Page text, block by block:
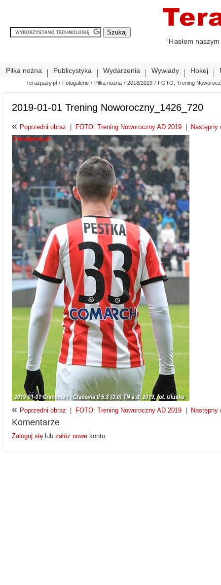
Piłka nożna Publicystyka Wydarzenia Wywiady Hokej
Terazpasy.pl / Fotogalerie / Piłka nożna / 2018/2019 / FOTO: Trening
2019-01-01 Trening Noworoczny_1426_720
« Poprzedni obraz FOTO: Trening Noworoczny AD 2019 Następny
« Poprzedni obraz FOTO: Trening Noworoczny AD 2019 Następny
Komentarze
Zaloguj się lub załóż nowe konto.